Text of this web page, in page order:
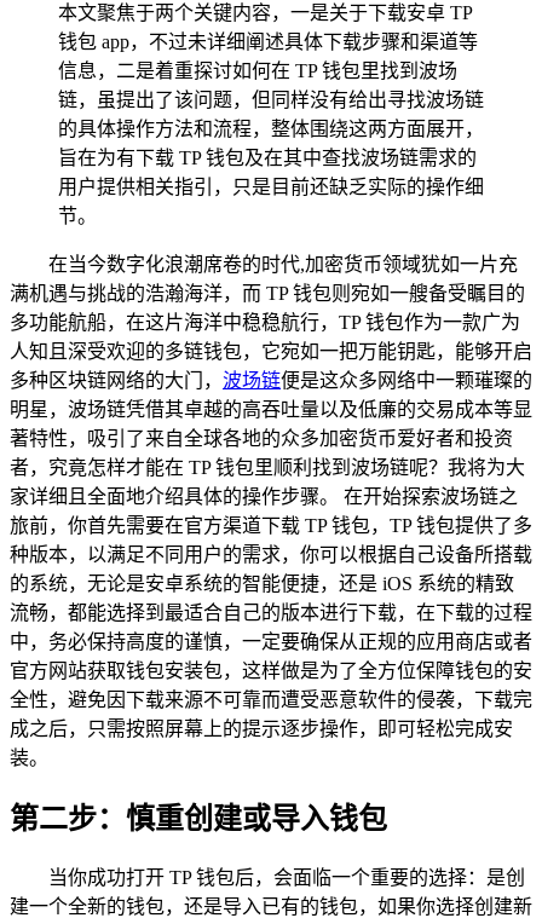
本文聚焦于两个关键内容，一是关于下载安卓 TP
钱包 app，不过未详细阐述具体下载步骤和渠道等
信息，二是着重探讨如何在 TP 钱包里找到波场
链，虽提出了该问题，但同样没有给出寻找波场链
的具体操作方法和流程，整体围绕这两方面展开，
旨在为有下载 TP 钱包及在其中查找波场链需求的
用户提供相关指引，只是目前还缺乏实际的操作细
节。
在当今数字化浪潮席卷的时代,加密货币领域犹如一片充
满机遇与挑战的浩瀚海洋，而 TP 钱包则宛如一艘备受瞩目的
多功能航船，在这片海洋中稳稳航行，TP 钱包作为一款广为
人知且深受欢迎的多链钱包，它宛如一把万能钥匙，能够开启
多种区块链网络的大门， 波场链便是这众多网络中一颗璀璨的
明星，波场链凭借其卓越的高吞吐量以及低廉的交易成本等显
著特性，吸引了来自全球各地的众多加密货币爱好者和投资
者，究竟怎样才能在 TP 钱包里顺利找到波场链呢？我将为大
家详细且全面地介绍具体的操作步骤。 在开始探索波场链之
旅前，你首先需要在官方渠道下载 TP 钱包，TP 钱包提供了多
种版本，以满足不同用户的需求，你可以根据自己设备所搭载
的系统，无论是安卓系统的智能便捷，还是 iOS 系统的精致
流畅，都能选择到最适合自己的版本进行下载，在下载的过程
中，务必保持高度的谨慎，一定要确保从正规的应用商店或者
官方网站获取钱包安装包，这样做是为了全方位保障钱包的安
全性，避免因下载来源不可靠而遭受恶意软件的侵袭，下载完
成之后，只需按照屏幕上的提示逐步操作，即可轻松完成安
装。
第二步：慎重创建或导入钱包
当你成功打开 TP 钱包后，会面临一个重要的选择：是创
建一个全新的钱包，还是导入已有的钱包，如果你选择创建新